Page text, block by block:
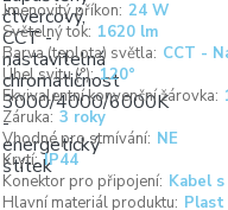
Jmenovitý příkon: 24 W
Světelný tok: 1620 lm
Barva (teplota) světla: CCT -
Úhel svitu (°): 120°
Ekvivalentní konvenční žárovka:
Záruka: 3 roky
Vhodné pro stmívání: NE
Krytí: IP44
Konektor pro připojení: Kabel
Hlavní materiál produktu: Plast